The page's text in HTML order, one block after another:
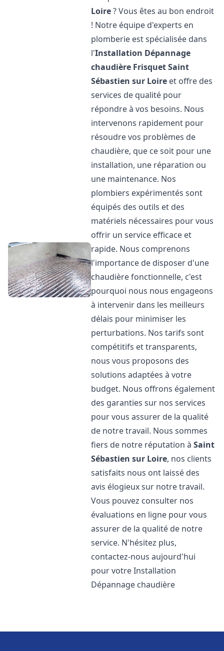
Loire? Vous êtes au bon endroit
! Notre équipe d'experts en
plomberie est spécialisée dans
l'Installation Dépannage
chaudière FrisquetSaint
Sébastien sur Loire et offre des
services de qualité pour
répondre à vos besoins. Nous
intervenons rapidement pour
résoudre vos problèmes de
chaudière, que ce soit pour une
installation, une réparation ou
une maintenance. Nos
plombiers expérimentés sont
équipés des outils et des
matériels nécessaires pour vous
offrir un service efficace et
rapide. Nous comprenons
l'importance de disposer d'une
chaudière fonctionnelle, c'est
pourquoi nous nous engageons
à intervenir dans les meilleurs
délais pour minimiser les
perturbations. Nos tarifs sont
compétitifs et transparents,
nous vous proposons des
solutions adaptées à votre
budget. Nous offrons également
des garanties sur nos services
pour vous assurer de la qualité
de notre travail. Nous sommes
fiers de notre réputation àSaint
Sébastien sur Loire, nos clients
satisfaits nous ont laissé des
avis élogieux sur notre travail.
Vous pouvez consulter nos
évaluations en ligne pour vous
assurer de la qualité de notre
service. N'hésitez plus,
contactez-nous aujourd'hui
pour votre Installation
Dépannage chaudière